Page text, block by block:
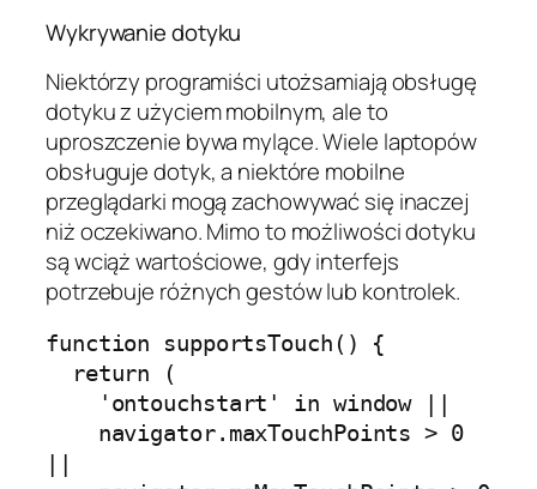
Wykrywanie dotyku
Niektórzy programiści utożsamiają obsługę
dotyku z użyciem mobilnym, ale to
uproszczenie bywa mylące. Wiele laptopów
obsługuje dotyk, a niektóre mobilne
przeglądarki mogą zachowywać się inaczej
niż oczekiwano. Mimo to możliwości dotyku
są wciąż wartościowe, gdy interfejs
potrzebuje różnych gestów lub kontrolek.
function supportsTouch() {